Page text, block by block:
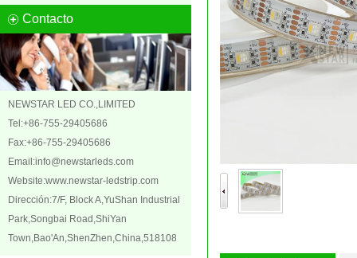
Contacto
NEWSTAR LED CO.,LIMITED
Tel:+86-755-29405686
Fax:+86-755-29405686
Email:info@newstarleds.com
Website:www.newstar-ledstrip.com
Dirección:7/F, Block A,YuShan Industrial
Park,Songbai Road,ShiYan
Town,Bao'An,ShenZhen,China,518108